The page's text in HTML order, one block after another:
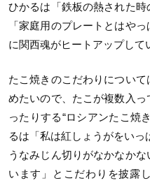
ひかるは「鉄板の熱された
「家庭用のプレートとはや
に関西魂がヒートアップして
たこ焼きのこだわりについ
めたいので、たこが複数入
ったりする“ロシアンたこ焼
るは「私は紅しょうがをいっ
うなみじん切りがなかなか
います」とこだわりを披露